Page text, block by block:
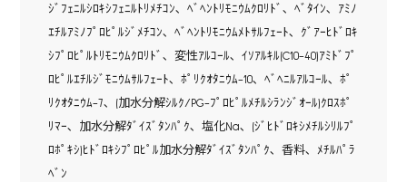
ｼﾞﾌｪﾆﾙｼﾛｷｼﾌｪﾆﾙﾄﾘﾒﾁｺﾝ､ ﾍﾞﾍﾝﾄﾘﾓﾆｳﾑｸﾛﾘﾄﾞ､ ﾍﾞﾀｲﾝ､ ｱﾐﾉ
ｴﾁﾙｱﾐﾉﾌﾟﾛﾋﾟﾙｼﾞﾒﾁｺﾝ､ ﾍﾞﾍﾝﾄﾘﾓﾆｳﾑﾒﾄｻﾙﾌｪｰﾄ､ ｸﾞｱｰﾋﾄﾞﾛｷ
ｼﾌﾟﾛﾋﾟﾙﾄﾘﾓﾆｳﾑｸﾛﾘﾄﾞ､ 変性ｱﾙｺｰﾙ､ ｲｿｱﾙｷﾙ(C10-40)ｱﾐﾄﾞﾌﾟ
ﾛﾋﾟﾙｴﾁﾙｼﾞﾓﾆｳﾑｻﾙﾌｪｰﾄ､ ﾎﾟﾘｸｵﾀﾆｳﾑ-10､ ﾍﾞﾍﾆﾙｱﾙｺｰﾙ､ ﾎﾟ
ﾘｸｵﾀﾆｳﾑ-7､ (加水分解ｼﾙｸ/PG-ﾌﾟﾛﾋﾟﾙﾒﾁﾙｼﾗﾝｼﾞｵｰﾙ)ｸﾛｽﾎﾟ
ﾘﾏｰ､ 加水分解ﾀﾞｲｽﾞﾀﾝﾊﾟｸ､ 塩化Na､ (ｼﾞﾋﾄﾞﾛｷｼﾒﾁﾙｼﾘﾙﾌﾟ
ﾛﾎﾟｷｼ)ﾋﾄﾞﾛｷｼﾌﾟﾛﾋﾟﾙ加水分解ﾀﾞｲｽﾞﾀﾝﾊﾟｸ､ 香料､ ﾒﾁﾙﾊﾟﾗ
ﾍﾞﾝ